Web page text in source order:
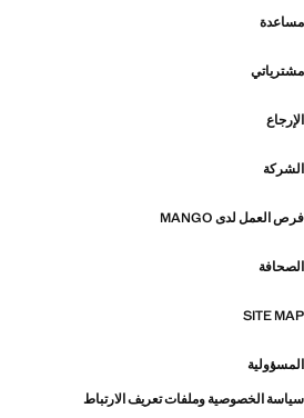
مساعدة
مشترياتي
الإرجاع
الشركة
فرص العمل لدى MANGO
الصحافة
SITE MAP
المسؤولية
سياسة الخصوصية وملفات تعريف الارتباط